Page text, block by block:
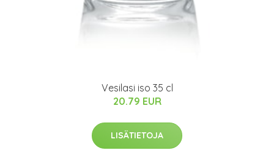
Vesilasi iso 35 cl
20.79 EUR
LISÄTIETOJA